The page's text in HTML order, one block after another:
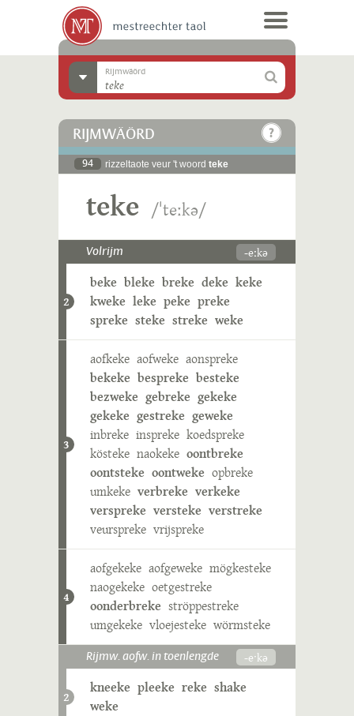
Rijmwäörd
RIJMWÄÖRD
94 rizzeltaote veur 't woord teke
teke /ˈteːkə/
Volrijm -eːkə
2
beke bleke breke deke keke
kweke leke peke preke
spreke steke streke weke
3
aofkeke aofweke aonspreke
bekeke bespreke besteke
bezweke gebreke gekeke
gekeke gestreke geweke
inbreke inspreke koedspreke
kösteke naokeke oontbreke
oontsteke oontweke opbreke
umkeke verbreke verkeke
verspreke versteke verstreke
veurspreke vrijspreke
4
aofgekeke aofgeweke mögkesteke
naogekeke oetgestreke
oonderbreke ströppestreke
umgekeke vloejesteke wörmsteke
Rijmw. aofw. in toenlengde -eˑkə
2
kneeke pleeke reke shake
weke